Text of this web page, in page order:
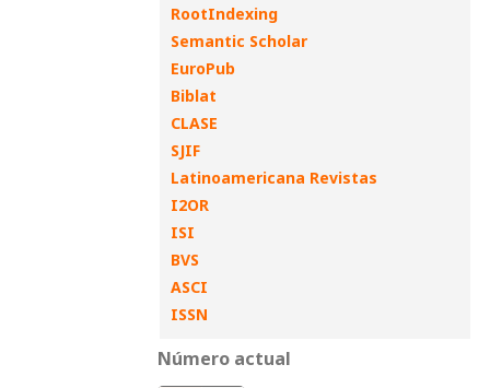
RootIndexing
Semantic Scholar
EuroPub
Biblat
CLASE
SJIF
Latinoamericana Revistas
I2OR
ISI
BVS
ASCI
ISSN
Número actual